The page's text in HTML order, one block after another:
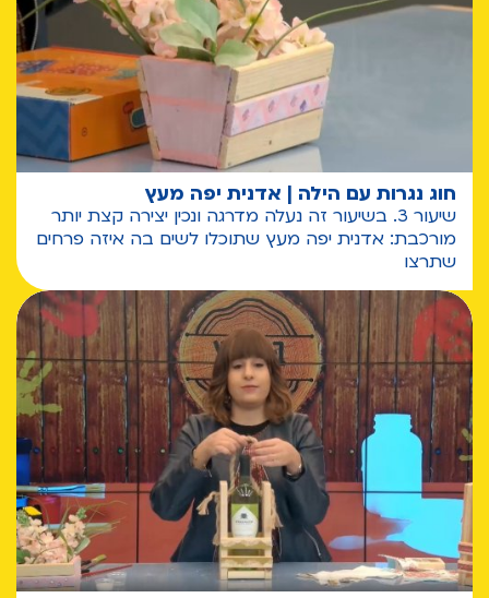
חוג נגרות עם הילה | אדנית יפה מעץ
שיעור 3. בשיעור זה נעלה מדרגה ונכין יצירה קצת יותר
מורכבת: אדנית יפה מעץ שתוכלו לשים בה איזה פרחים
שתרצו